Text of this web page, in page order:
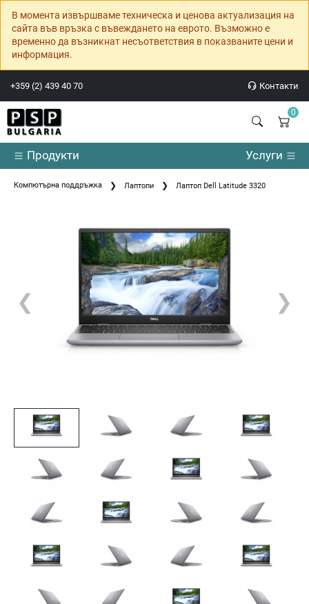
В момента извършваме техническа и ценова актуализация на
сайта във връзка с въвеждането на еврото. Възможно е
временно да възникнат несъответствия в показваните цени и
информация.
+359 (2) 439 40 70 Контакти
0
Продукти Услуги
Компютърна поддръжка Лаптопи Лаптоп Dell Latitude 3320
❮ ❯